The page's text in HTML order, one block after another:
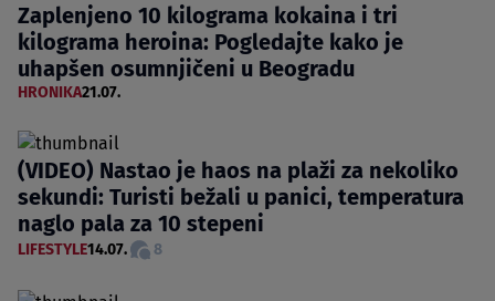
Zaplenjeno 10 kilograma kokaina i tri
kilograma heroina: Pogledajte kako je
uhapšen osumnjičeni u Beogradu
HRONIKA21.07.
(VIDEO) Nastao je haos na plaži za nekoliko
sekundi: Turisti bežali u panici, temperatura
naglo pala za 10 stepeni
LIFESTYLE14.07. 8